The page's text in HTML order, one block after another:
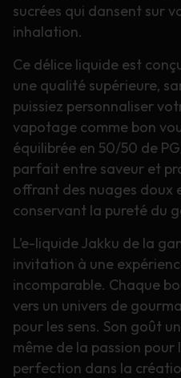
sucrées qui dansent sur
inhalation.
Ce délice liquide est
une qualité supérieure,
puissiez personnaliser
vapotage comme bon
équilibrée en 50/50 de
parfait entre saveur et
offrant des nuages doux
conservant la pureté du
L’e-liquide Jakku de la
invitation à une
incomparable. Chaque
vers un univers de
pour les sens. Son goût
même de la passion
perfection dans la